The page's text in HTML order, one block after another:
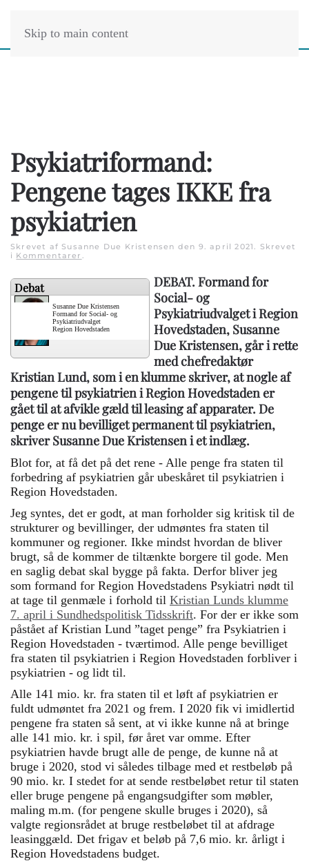
Skip to main content
Psykiatriformand:
Pengene tages IKKE fra
psykiatrien
Skrevet af Susanne Due Kristensen den 9. april 2021. Skrevet
i Kommentarer .
Debat
Susanne Due Kristensen
Formand for Social- og
Psykiatriudvalget
Region Hovedstaden
DEBAT. Formand for
Social- og
Psykiatriudvalget i Region
Hovedstaden, Susanne
Due Kristensen, går i rette
med chefredaktør
Kristian Lund, som i en klumme skriver, at nogle af
pengene til psykiatrien i Region Hovedstaden er
gået til at afvikle gæld til leasing af apparater. De
penge er nu bevilliget permanent til psykiatrien,
skriver Susanne Due Kristensen i et indlæg.
Blot for, at få det på det rene - Alle penge fra staten til
forbedring af psykiatrien går ubeskåret til psykiatrien i
Region Hovedstaden.
Jeg syntes, det er godt, at man forholder sig kritisk til de
strukturer og bevillinger, der udmøntes fra staten til
kommuner og regioner. Ikke mindst hvordan de bliver
brugt, så de kommer de tiltænkte borgere til gode. Men
en saglig debat skal bygge på fakta. Derfor bliver jeg
som formand for Region Hovedstadens Psykiatri nødt til
at tage til genmæle i forhold til Kristian Lunds klumme
7. april i Sundhedspolitisk Tidsskrift. For der er ikke som
påstået af Kristian Lund ”taget penge” fra Psykiatrien i
Region Hovedstaden - tværtimod. Alle penge bevilliget
fra staten til psykiatrien i Region Hovedstaden forbliver i
psykiatrien - og lidt til.
Alle 141 mio. kr. fra staten til et løft af psykiatrien er
fuldt udmøntet fra 2021 og frem. I 2020 fik vi imidlertid
pengene fra staten så sent, at vi ikke kunne nå at bringe
alle 141 mio. kr. i spil, før året var omme. Efter
psykiatrien havde brugt alle de penge, de kunne nå at
bruge i 2020, stod vi således tilbage med et restbeløb på
90 mio. kr. I stedet for at sende restbeløbet retur til staten
eller bruge pengene på engangsudgifter som møbler,
maling m.m. (for pengene skulle bruges i 2020), så
valgte regionsrådet at bruge restbeløbet til at afdrage
leasinggæld. Det frigav et beløb på 7,6 mio. kr. årligt i
Region Hovedstadens budget.